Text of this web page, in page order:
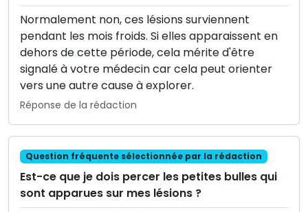
Normalement non, ces lésions surviennent
pendant les mois froids. Si elles apparaissent en
dehors de cette période, cela mérite d'être
signalé à votre médecin car cela peut orienter
vers une autre cause à explorer.
Réponse de la rédaction
Question fréquente sélectionnée par la rédaction
Est-ce que je dois percer les petites bulles qui
sont apparues sur mes lésions ?